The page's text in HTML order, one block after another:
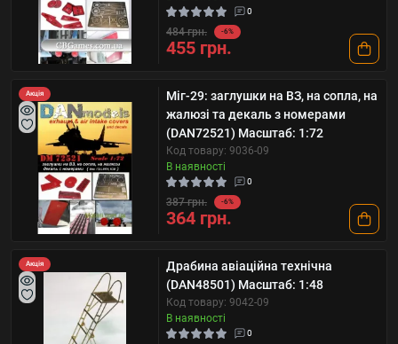
0
484 грн. -6%
455 грн.
Акція
Міг-29: заглушки на ВЗ, на сопла, на
жалюзі та декаль з номерами
(DAN72521) Масштаб: 1:72
Код товару: 9036-09
В наявності
0
387 грн. -6%
364 грн.
Акція
Драбина авіаційна технічна
(DAN48501) Масштаб: 1:48
Код товару: 9042-09
В наявності
0